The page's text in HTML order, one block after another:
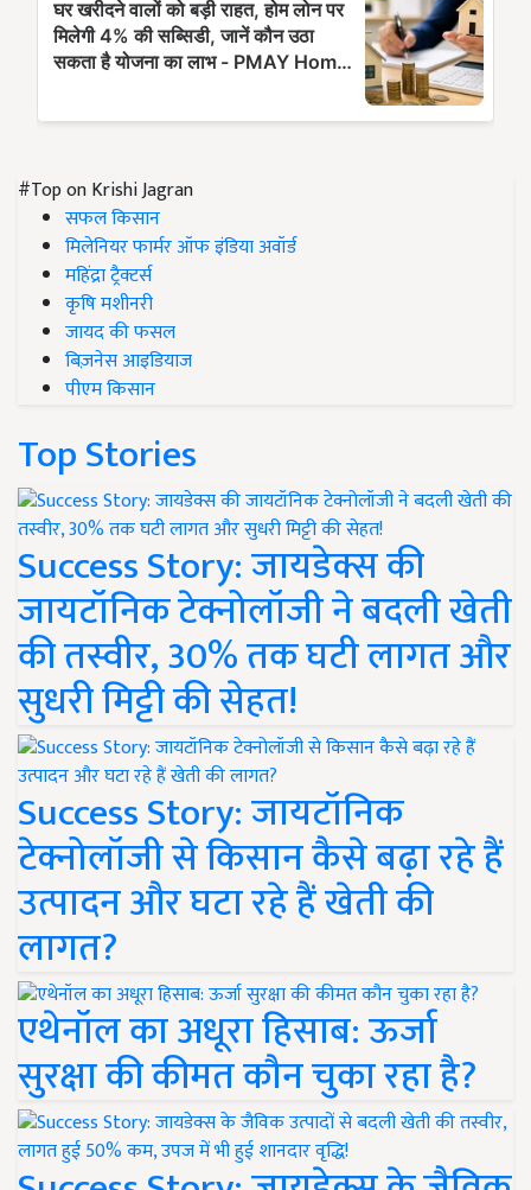
#Top on Krishi Jagran
सफल किसान
मिलेनियर फार्मर ऑफ इंडिया अवॉर्ड
महिंद्रा ट्रैक्टर्स
कृषि मशीनरी
जायद की फसल
बिज़नेस आइडियाज
पीएम किसान
Top Stories
Success Story: जायडेक्स की
जायटॉनिक टेक्नोलॉजी ने बदली खेती
की तस्वीर, 30% तक घटी लागत और
सुधरी मिट्टी की सेहत!
Success Story: जायटॉनिक
टेक्नोलॉजी से किसान कैसे बढ़ा रहे हैं
उत्पादन और घटा रहे हैं खेती की
लागत?
एथेनॉल का अधूरा हिसाब: ऊर्जा
सुरक्षा की कीमत कौन चुका रहा है?